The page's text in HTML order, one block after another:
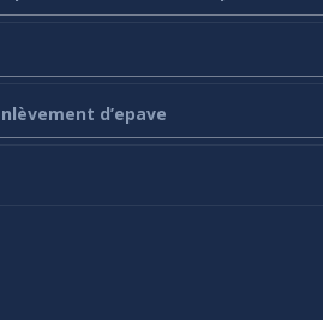
d’epave